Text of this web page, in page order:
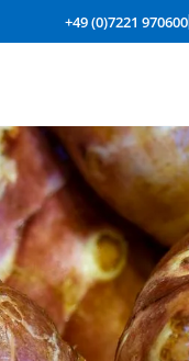
+49 (0)7221 970600